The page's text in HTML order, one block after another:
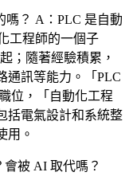
嗎？ A：PLC 是自動
工程師的一個子
；隨著經驗積累，
通訊等能力。「PLC
位，「自動化工程
括電氣設計和系統整
用。
被 AI 取代嗎？